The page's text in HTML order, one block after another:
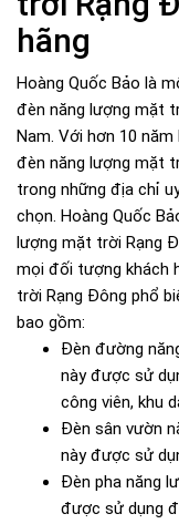
hãng
Hoàng Quốc Bảo là
đèn năng lượng mặt
Nam. Với hơn 10
đèn năng lượng mặt
trong những địa chỉ
chọn. Hoàng Quốc
lượng mặt trời Rạng
mọi đối tượng khách
trời Rạng Đông phổ
bao gồm:
Đèn đường
này được sử
công viên, khu
Đèn sân vườn
này được sử
Đèn pha năng
được sử dụng